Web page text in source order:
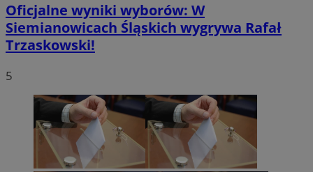
Oficjalne wyniki wyborów: W
Siemianowicach Śląskich wygrywa Rafał
Trzaskowski!
5